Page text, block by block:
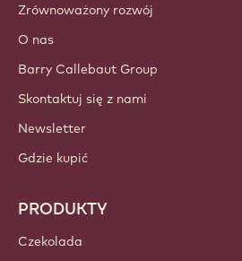
Zrównoważony rozwój
O nas
Barry Callebaut Group
Skontaktuj się z nami
Newsletter
Gdzie kupić
PRODUKTY
Czekolada